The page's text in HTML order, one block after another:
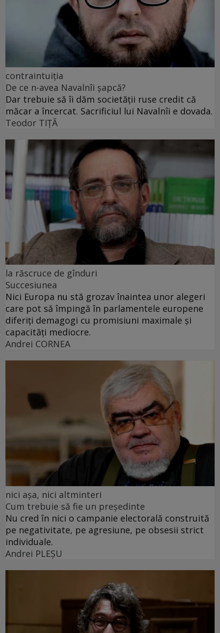
contraintuiția
De ce n-avea Navalnîi șapcă?
Dar trebuie să îi dăm societății ruse credit că
măcar a încercat. Sacrificiul lui Navalnîi e dovada.
Teodor TIŢĂ
la răscruce de gînduri
Succesiunea
Nici Europa nu stă grozav înaintea unor alegeri
care pot să împingă în parlamentele europene
diferiți demagogi cu promisiuni maximale și
capacități mediocre.
Andrei CORNEA
nici așa, nici altminteri
Cum trebuie să fie un președinte
Nu cred în nici o campanie electorală construită
pe negativitate, pe agresiune, pe obsesii strict
individuale.
Andrei PLEŞU